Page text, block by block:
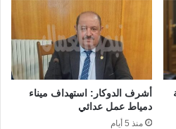
أشرف الدوكار: استهداف ميناء
دمياط عمل عدائي
منذ 5 أيام